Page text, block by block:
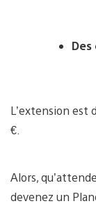
L’extension est
€.
Alors,
devenez un